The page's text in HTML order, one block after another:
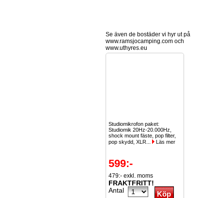
Se även de bostäder vi hyr ut på
www.ramsjocamping.com och
www.uthyres.eu
Studiomikrofon paket:
Studiomik 20Hz-20.000Hz,
shock mount fäste, pop filter,
pop skydd, XLR...
Läs mer
599:-
479:- exkl. moms
FRAKTFRITT!
Antal